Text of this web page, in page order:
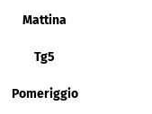
Mattina
Tg5
Pomeriggio